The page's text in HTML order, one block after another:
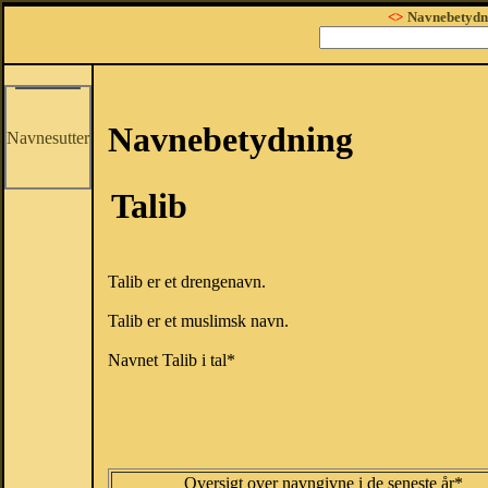
<>
Navnesutter
Navnebetydning
Talib
Talib er et drengenavn.
Talib er et muslimsk navn.
Navnet Talib i tal*
Oversigt over navngivne i de seneste år*